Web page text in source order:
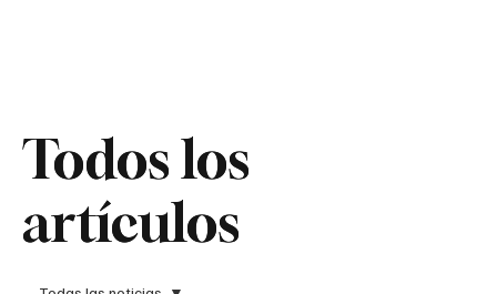
Todos los
artículos
Todos los
artículos